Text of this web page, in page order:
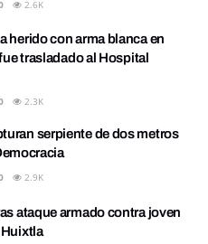
2.6K
herido con arma blanca en
trasladado al Hospital
2.3K
serpiente de dos metros
2.9K
ataque armado contra joven